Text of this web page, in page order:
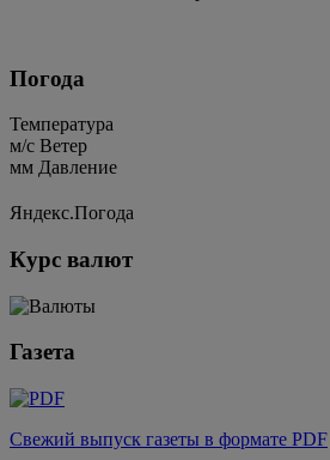
Погода
Температура
м/c Ветер
мм Давление
Яндекс.Погода
Курс валют
Газета
Свежий выпуск газеты в формате PDF